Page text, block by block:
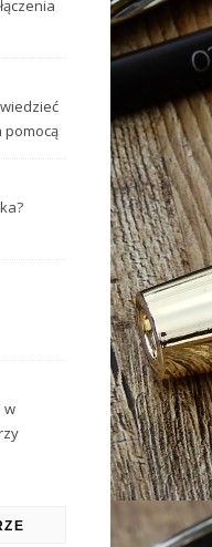
pomocą
w